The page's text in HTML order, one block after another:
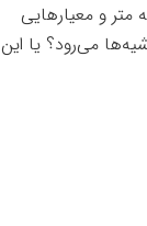
و معیارهایی
می‌رود؟ یا این